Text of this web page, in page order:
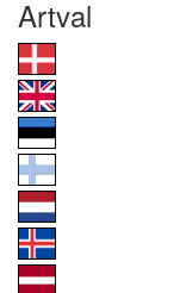
Artval